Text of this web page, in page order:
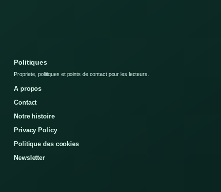
Politiques
Propriete, politiques et points de contact pour les lecteurs.
A propos
Contact
Notre histoire
Privacy Policy
Politique des cookies
Newsletter